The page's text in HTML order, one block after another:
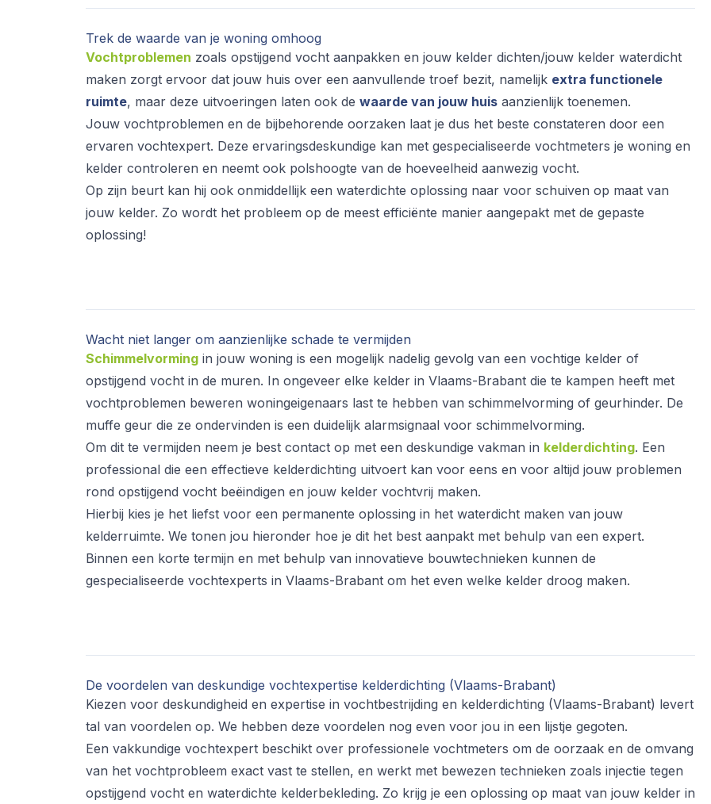
Trek de waarde van je woning omhoog
Vochtproblemen zoals opstijgend vocht aanpakken en jouw kelder dichten/jouw kelder waterdicht
maken zorgt ervoor dat jouw huis over een aanvullende troef bezit, namelijk extra functionele
ruimte, maar deze uitvoeringen laten ook de waarde van jouw huis aanzienlijk toenemen.
Jouw vochtproblemen en de bijbehorende oorzaken laat je dus het beste constateren door een
ervaren vochtexpert. Deze ervaringsdeskundige kan met gespecialiseerde vochtmeters je woning en
kelder controleren en neemt ook polshoogte van de hoeveelheid aanwezig vocht.
Op zijn beurt kan hij ook onmiddellijk een waterdichte oplossing naar voor schuiven op maat van
jouw kelder. Zo wordt het probleem op de meest efficiënte manier aangepakt met de gepaste
oplossing!
Wacht niet langer om aanzienlijke schade te vermijden
Schimmelvorming in jouw woning is een mogelijk nadelig gevolg van een vochtige kelder of
opstijgend vocht in de muren. In ongeveer elke kelder in Vlaams-Brabant die te kampen heeft met
vochtproblemen beweren woningeigenaars last te hebben van schimmelvorming of geurhinder. De
muffe geur die ze ondervinden is een duidelijk alarmsignaal voor schimmelvorming.
Om dit te vermijden neem je best contact op met een deskundige vakman in kelderdichting. Een
professional die een effectieve kelderdichting uitvoert kan voor eens en voor altijd jouw problemen
rond opstijgend vocht beëindigen en jouw kelder vochtvrij maken.
Hierbij kies je het liefst voor een permanente oplossing in het waterdicht maken van jouw
kelderruimte. We tonen jou hieronder hoe je dit het best aanpakt met behulp van een expert.
Binnen een korte termijn en met behulp van innovatieve bouwtechnieken kunnen de
gespecialiseerde vochtexperts in Vlaams-Brabant om het even welke kelder droog maken.
De voordelen van deskundige vochtexpertise kelderdichting (Vlaams-Brabant)
Kiezen voor deskundigheid en expertise in vochtbestrijding en kelderdichting (Vlaams-Brabant) levert
tal van voordelen op. We hebben deze voordelen nog even voor jou in een lijstje gegoten.
Een vakkundige vochtexpert beschikt over professionele vochtmeters om de oorzaak en de omvang
van het vochtprobleem exact vast te stellen, en werkt met bewezen technieken zoals injectie tegen
opstijgend vocht en waterdichte kelderbekleding. Zo krijg je een oplossing op maat van jouw kelder in